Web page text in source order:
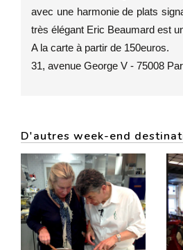
avec une harmonie de plats
très élégant Eric Beaumard est
A la carte à partir de 150euros.
31, avenue George V - 75008
D'autres week-end